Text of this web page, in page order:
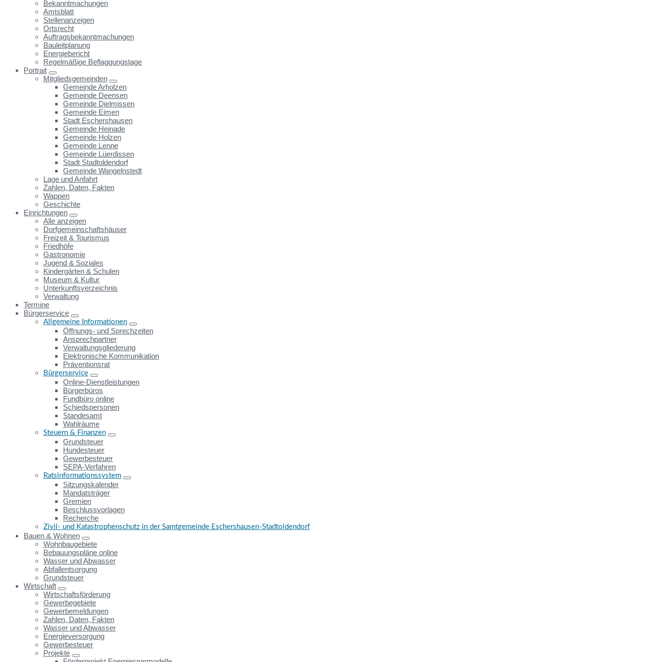
Bekanntmachungen
Amtsblatt
Stellenanzeigen
Ortsrecht
Auftragsbekanntmachungen
Bauleitplanung
Energiebericht
Regelmäßige Beflaggungstage
Portrait
Mitgliedsgemeinden
Gemeinde Arholzen
Gemeinde Deensen
Gemeinde Dielmissen
Gemeinde Eimen
Stadt Eschershausen
Gemeinde Heinade
Gemeinde Holzen
Gemeinde Lenne
Gemeinde Lüerdissen
Stadt Stadtoldendorf
Gemeinde Wangelnstedt
Lage und Anfahrt
Zahlen, Daten, Fakten
Wappen
Geschichte
Einrichtungen
Alle anzeigen
Dorfgemeinschaftshäuser
Freizeit & Tourismus
Friedhöfe
Gastronomie
Jugend & Soziales
Kindergärten & Schulen
Museum & Kultur
Unterkunftsverzeichnis
Verwaltung
Termine
Bürgerservice
Allgemeine Informationen
Öffnungs- und Sprechzeiten
Ansprechpartner
Verwaltungsgliederung
Elektronische Kommunikation
Präventionsrat
Bürgerservice
Online-Dienstleistungen
Bürgerbüros
Fundbüro online
Schiedspersonen
Standesamt
Wahlräume
Steuern & Finanzen
Grundsteuer
Hundesteuer
Gewerbesteuer
SEPA-Verfahren
Ratsinformationssystem
Sitzungskalender
Mandatsträger
Gremien
Beschlussvorlagen
Recherche
Zivil- und Katastrophenschutz in der Samtgemeinde Eschershausen-Stadtoldendorf
Bauen & Wohnen
Wohnbaugebiete
Bebauungspläne online
Wasser und Abwasser
Abfallentsorgung
Grundsteuer
Wirtschaft
Wirtschaftsförderung
Gewerbegebiete
Gewerbemeldungen
Zahlen, Daten, Fakten
Wasser und Abwasser
Energieversorgung
Gewerbesteuer
Projekte